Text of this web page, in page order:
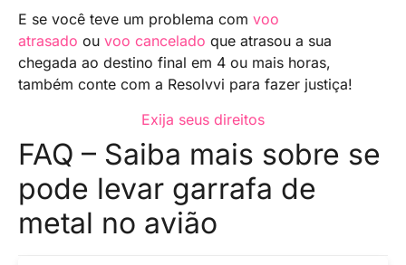
E se você teve um problema com voo
atrasado ou voo cancelado que atrasou a sua
chegada ao destino final em 4 ou mais horas,
também conte com a Resolvvi para fazer justiça!
Exija seus direitos
FAQ – Saiba mais sobre se
pode levar garrafa de
metal no avião